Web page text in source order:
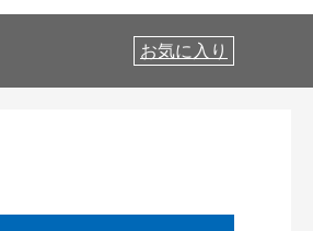
お気に入り